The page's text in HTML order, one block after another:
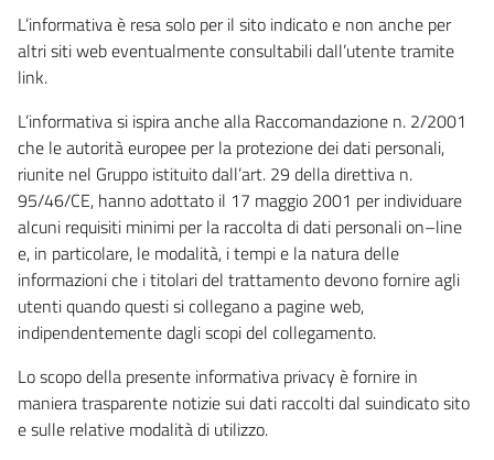
L’informativa è resa solo per il sito indicato e non anche per
altri siti web eventualmente consultabili dall’utente tramite
link.
L’informativa si ispira anche alla Raccomandazione n. 2/2001
che le autorità europee per la protezione dei dati personali,
riunite nel Gruppo istituito dall’art. 29 della direttiva n.
95/46/CE, hanno adottato il 17 maggio 2001 per individuare
alcuni requisiti minimi per la raccolta di dati personali on–line
e, in particolare, le modalità, i tempi e la natura delle
informazioni che i titolari del trattamento devono fornire agli
utenti quando questi si collegano a pagine web,
indipendentemente dagli scopi del collegamento.
Lo scopo della presente informativa privacy è fornire in
maniera trasparente notizie sui dati raccolti dal suindicato sito
e sulle relative modalità di utilizzo.